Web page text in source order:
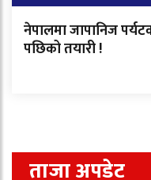
नेपालमा जापानिज
पछिको तयारी !
ताजा अपडेट